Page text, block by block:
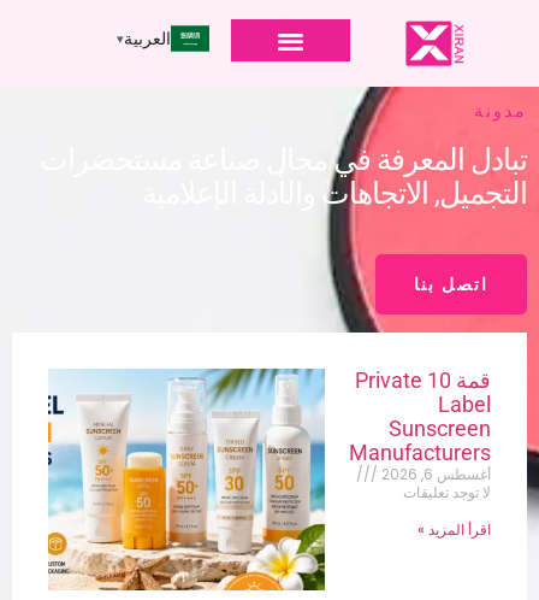
العربية
مدونة
تبادل المعرفة في مجال صناعة مستحضرات
التجميل, الاتجاهات والأدلة الإعلامية
اتصل بنا
قمة 10
Private
Label
Sunscreen
Manufacturers
أغسطس 6, 2026
لا توجد تعليقات
اقرأ المزيد »